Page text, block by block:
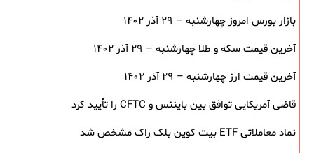
بازار بورس امروز چهارشنبه – ۲۹ آذر ۱۴۰۲
آخرین قیمت سکه و طلا چهارشنبه – ۲۹ آذر ۱۴۰۲
آخرین قیمت ارز چهارشنبه – ۲۹ آذر ۱۴۰۲
قاضی آمریکایی توافق بین بایننس و CFTC را تأیید کرد
نماد معاملاتی ETF بیت کوین بلک ‌راک مشخص شد